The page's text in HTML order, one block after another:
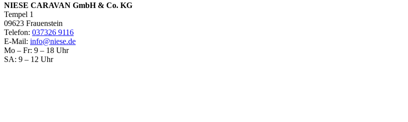
NIESE CARAVAN GmbH & Co. KG
Tempel 1
09623 Frauenstein
Telefon: 037326 9116
E-Mail: info@niese.de
Mo – Fr: 9 – 18 Uhr
SA: 9 – 12 Uhr